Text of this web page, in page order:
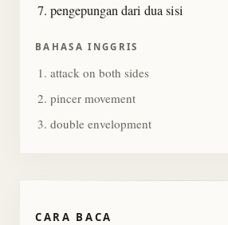
pengepungan dari dua sisi
BAHASA INGGRIS
attack on both sides
pincer movement
double envelopment
CARA BACA